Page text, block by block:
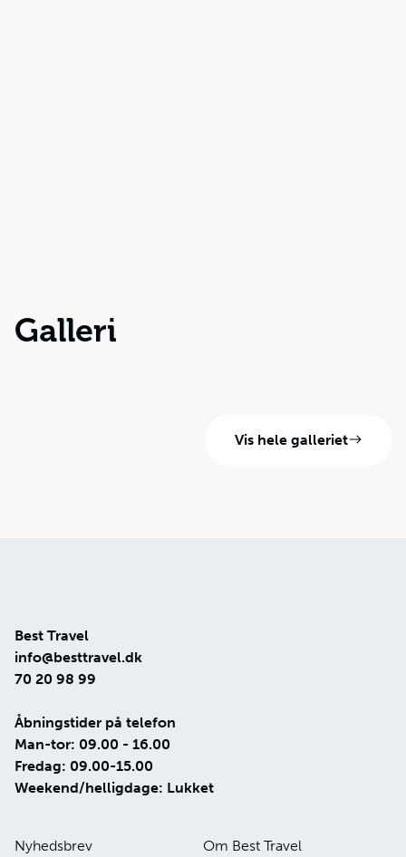
Galleri
Vis hele galleriet
Best Travel
info@besttravel.dk
70 20 98 99
Åbningstider på telefon
Man-tor: 09.00 - 16.00
Fredag: 09.00-15.00
Weekend/helligdage: Lukket
Nyhedsbrev
Om Best Travel